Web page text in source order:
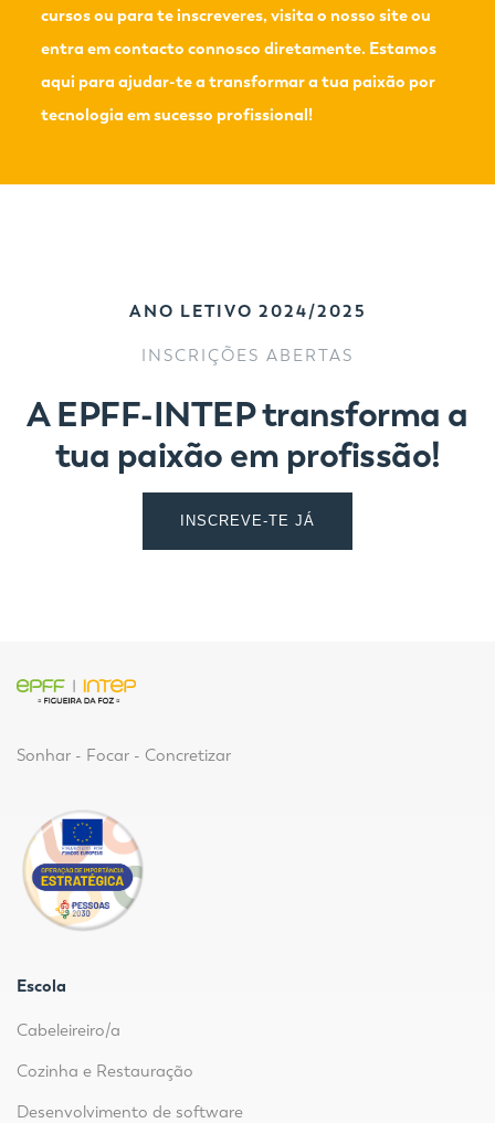
cursos ou para te inscreveres, visita o nosso site ou
entra em contacto connosco diretamente. Estamos
aqui para ajudar-te a transformar a tua paixão por
tecnologia em sucesso profissional!
ANO LETIVO 2024/2025
INSCRIÇÕES ABERTAS
A EPFF-INTEP transforma a
tua paixão em profissão!
INSCREVE-TE JÁ
Sonhar - Focar - Concretizar
Escola
Cabeleireiro/a
Cozinha e Restauração
Desenvolvimento de software